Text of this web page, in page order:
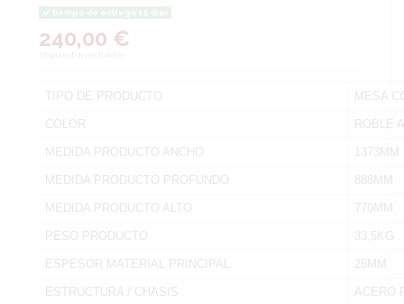
240,00 €
TIPO DE PRODUCTO MESA
COLOR ROBLE
MEDIDA PRODUCTO ANCHO 1373MM
MEDIDA PRODUCTO PROFUNDO 888MM
MEDIDA PRODUCTO ALTO 770MM
PESO PRODUCTO 33,5KG
ESPESOR MATERIAL PRINCIPAL 25MM
ESTRUCTURA / CHASIS ACERO